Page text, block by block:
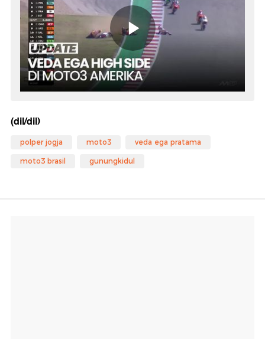
(dil/dil)
polper jogja moto3 veda ega pratama
moto3 brasil gunungkidul